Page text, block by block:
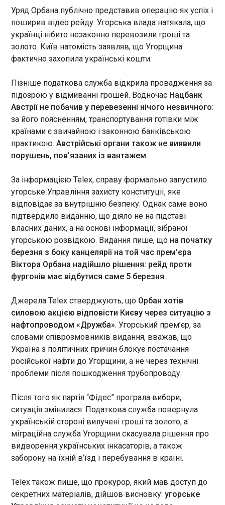
травня президент Володимир
Зеленський розповів, що
Україна старається
активізувати всі канали
комунікації зі Сполученими
Штатами Америки. “ Сьогодні
Умєров, Шмигаль. Ми
стараємось активізувати всі
канали комунікації зі
Сполученими Штатами
Америки. Ми розраховуємо,
що будуть візити та будуть
перемовини на рівні команд .
Постійно ми спілкуємось про
обміни . На початку травня
саме за посередництва
Америки ми домовлялись про
формат «тисяча на тисячу».
Треба все це реалізувати”, –
сказав Зеленський.
ЧИТАТЬ
отримали найбільший оборонний пакет і
нову динаміку для антибалістичної коаліції
22:50:27
Україна повернулася зі
Швеції з домовленостями
про постачання винищувачів
Gripen та найбільший
оборонний пакет від цієї
закордонних справ Андрій
Сибіга під час години
запитань до уряду у
Верховній Раді.
ЧИТАТЬ
Нідерланди продовжили захист
логістичного центру військової підтримки
України в Польщі
22:50:26
Франція взяла Норвегію під «ядерну
парасольку»
22:50:26
Прем’єр-міністр Норвегії
Йонас Гар Стере заявив, що
французьку «ядерну
парасольку», передає Reuters
. Видання зазначає, що цей
крок Норвегії є показовим,
оскільки країна традиційно
вважалася так званою
атлантистською державою —
гарантії своєї безпеки у
тісному союзі з
Вашингтоном.
ЧИТАТЬ
Україна та Польща продовжать пошуково-
ексгумаційні роботи
Уряд Орбана публічно представив операцію як успіх і
поширив відео рейду. Угорська влада натякала, що
українці нібито незаконно перевозили гроші та
золото. Київ натомість заявляв, що Угорщина
фактично захопила українські кошти.
Пізніше податкова служба відкрила провадження за
підозрою у відмиванні грошей. Водночас Нацбанк
Австрії не побачив у перевезенні нічого незвичного:
за його поясненням, транспортування готівки між
країнами є звичайною і законною банківською
практикою.Австрійські органи також не виявили
порушень, пов’язаних із вантажем.
За інформацією Telex, справу формально запустило
угорське Управління захисту конституції, яке
відповідає за внутрішню безпеку. Однак саме воно
підтвердило виданню, що діяло не на підставі
власних даних, а на основі інформації, зібраної
угорською розвідкою. Видання пише, що на початку
березня з боку канцелярії на той час прем’єра
Віктора Орбана надійшло рішення: рейд проти
фургонів має відбутися саме 5 березня.
Джерела Telex стверджують, що Орбан хотів
силовою акцією відповісти Києву через ситуацію з
нафтопроводом «Дружба». Угорський прем’єр, за
словами співрозмовників видання, вважав, що
Україна з політичних причин блокує постачання
російської нафти до Угорщини, а не через технічні
проблеми після пошкодження трубопроводу.
Після того як партія “Фідес” програла вибори,
ситуація змінилася. Податкова служба повернула
українській стороні вилучені гроші та золото, а
міграційна служба Угорщини скасувала рішення про
видворення українських інкасаторів, а також
заборону на їхній в’їзд і перебування в країні.
Telex також пише, що прокурор, який мав доступ до
секретних матеріалів, дійшов висновку:угорське